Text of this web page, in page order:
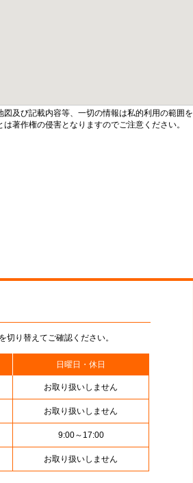
図及び記載内容等、一切の情報は私的利用の範囲を
著作権の侵害となりますのでご注意ください。
り替えてご確認ください。
日曜日・休日
お取り扱いしません
お取り扱いしません
9:00～17:00
お取り扱いしません